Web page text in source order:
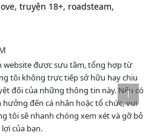
, truyện 18+, roadsteam,
website được sưu tầm, tổng hợp từ
tôi không trực tiếp sở hữu hay chịu
đối của những thông tin này. Nếu có
đến cá nhân hoặc tổ chức, vui
tôi sẽ nhanh chóng xem xét và gỡ bỏ
của bạn.